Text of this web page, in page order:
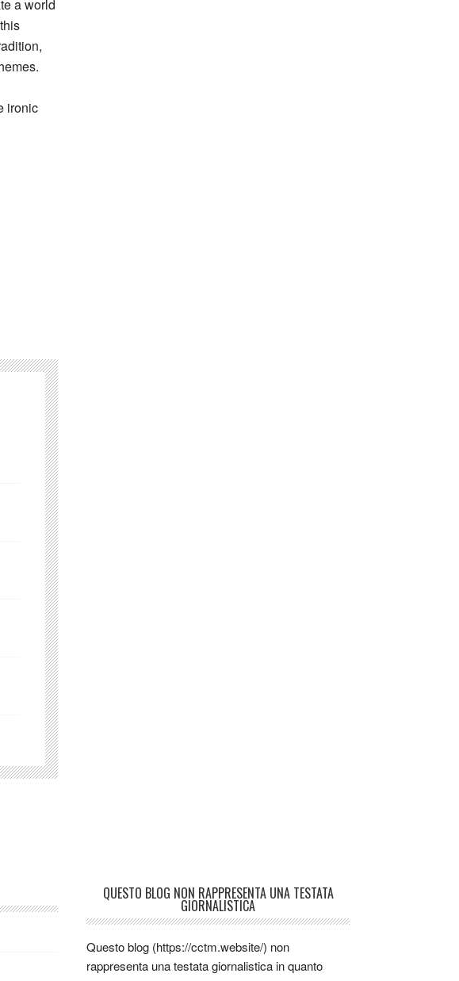
a world
ironic
QUESTO BLOG NON RAPPRESENTA UNA TESTATA
GIORNALISTICA
Questo blog (https://cctm.website/) non
rappresenta una testata giornalistica in quanto